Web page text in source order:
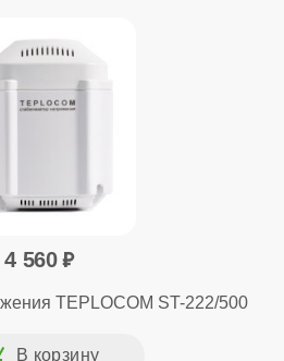
4 560
TEPLOCOM ST-222/500